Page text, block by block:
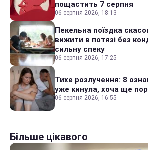
пощастить 7 серпня
06 серпня 2026, 18:13
Пекельна поїздка
вижити в потязі без
сильну спеку
06 серпня 2026, 17:25
Тихе розлучення: 8
уже кинула, хоча ще
06 серпня 2026, 16:55
Більше цікавого